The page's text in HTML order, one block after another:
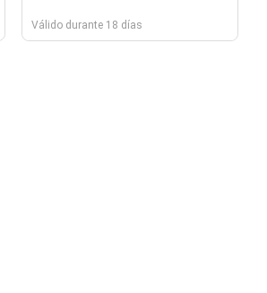
Válido durante 18 días